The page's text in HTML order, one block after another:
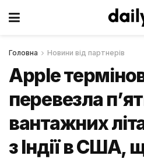
Головна Новини від партнерів
Apple
перевезла
вантажних
з Індії в США,